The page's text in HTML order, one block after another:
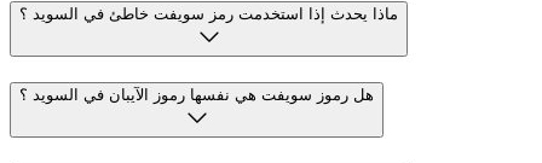
ماذا يحدث إذا استخدمت رمز سويفت خاطئ في السويد ؟
هل رموز سويفت هي نفسها رموز الآيبان في السويد ؟